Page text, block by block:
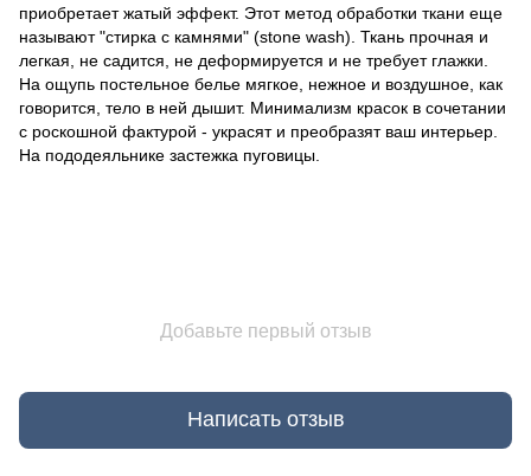
приобретает жатый эффект. Этот метод обработки ткани еще
называют "стирка с камнями" (stone wash). Ткань прочная и
легкая, не садится, не деформируется и не требует глажки.
На ощупь постельное белье мягкое, нежное и воздушное, как
говорится, тело в ней дышит. Минимализм красок в сочетании
с роскошной фактурой - украсят и преобразят ваш интерьер.
На пододеяльнике застежка пуговицы.
Добавьте первый отзыв
Написать отзыв